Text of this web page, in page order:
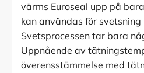
värms Euroseal upp på
kan användas för
Svetsprocessen tar bara
Uppnående av
överensstämmelse med